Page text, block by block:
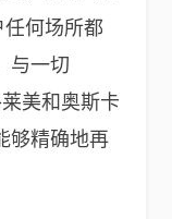
任何场所都
与一切
美和奥斯卡
够精确地再